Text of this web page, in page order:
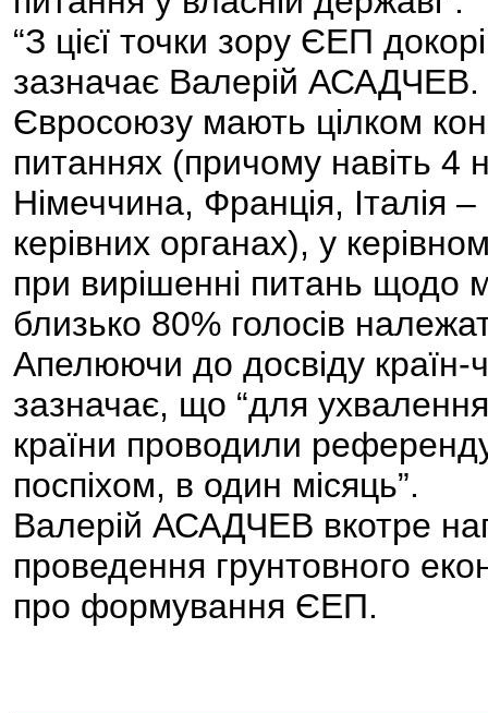
“З цієї точки зору ЄЕП
зазначає Валерій АСАДЧЕВ.
Євросоюзу мають цілком
питаннях (причому навіть 4
Німеччина, Франція, Італія
керівних органах), у
при вирішенні питань щодо
близько 80% голосів
Апелюючи до досвіду країн-
зазначає, що “для
країни проводили
поспіхом, в один місяць”.
Валерій АСАДЧЕВ вкотре
проведення грунтовного
про формування ЄЕП.